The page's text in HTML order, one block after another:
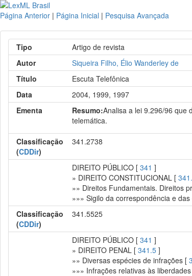
Página Anterior | Página Inicial | Pesquisa Avançada
Tipo
Artigo de revista
Autor
Siqueira Filho, Élio Wanderley de
Título
Escuta Telefônica
Data
2004, 1999, 1997
Ementa
Resumo:Analisa a lei 9.296/96 que
telemática.
Classificação
(CDDir)
341.2738
DIREITO PÚBLICO [341 ]
» DIREITO CONSTITUCIONAL [
»» Direitos Fundamentais. Direitos
»»» Sigilo da correspondência e
Classificação
(CDDir)
341.5525
DIREITO PÚBLICO [341 ]
» DIREITO PENAL [341.5 ]
»» Diversas espécies de infrações [
»»» Infrações relativas às